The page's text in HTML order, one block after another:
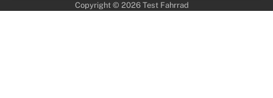
Copyright © 2026 Test Fahrrad